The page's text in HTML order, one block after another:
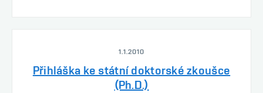
1.1.2010
Přihláška ke státní doktorské zkoušce
(Ph.D.)